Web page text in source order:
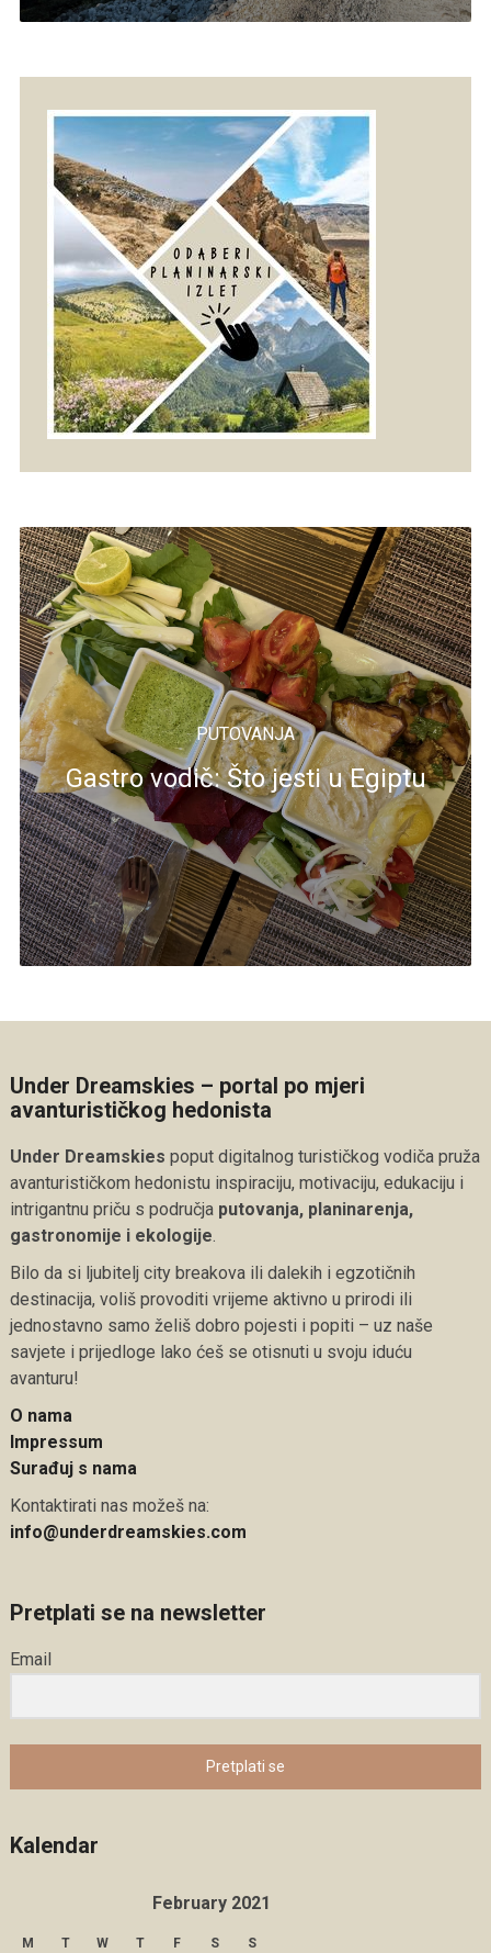
PUTOVANJA
Gastro vodič: Što jesti u Egiptu
Under Dreamskies – portal po mjeri
avanturističkog hedonista
Under Dreamskies poput digitalnog turističkog vodiča pruža
avanturističkom hedonistu inspiraciju, motivaciju, edukaciju i
intrigantnu priču s područja putovanja, planinarenja,
gastronomije i ekologije.
Bilo da si ljubitelj city breakova ili dalekih i egzotičnih
destinacija, voliš provoditi vrijeme aktivno u prirodi ili
jednostavno samo želiš dobro pojesti i popiti – uz naše
savjete i prijedloge lako ćeš se otisnuti u svoju iduću
avanturu!
O nama
Impressum
Surađuj s nama
Kontaktirati nas možeš na:
info@underdreamskies.com
Pretplati se na newsletter
Email
Pretplati se
Kalendar
February 2021
M T W T F S S